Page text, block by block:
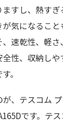
すし、熱す
気になるこ
速乾性、軽
性、収納し
。
、テスコム
です。テ